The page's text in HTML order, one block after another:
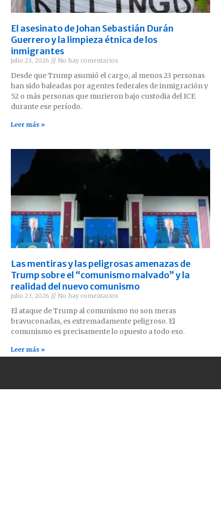
El asesinato de Johan Sebastián Durán
Guerrero y la limpieza étnica de los
inmigrantes
julio 23, 2026 No hay comentarios
Desde que Trump asumió el cargo, al menos 23 personas
han sido baleadas por agentes federales de inmigración y
52 o más personas que murieron bajo custodia del ICE
durante ese período.
Leer más »
Las mentiras y las peligrosas amenazas de
Trump sobre el “comunismo malvado” y la
realidad del nuevo comunismo
julio 23, 2026 No hay comentarios
El ataque de Trump al comunismo no son meras
bravuconadas, es extremadamente peligroso. El
comunismo es precisamente lo opuesto a todo eso.
Leer más »